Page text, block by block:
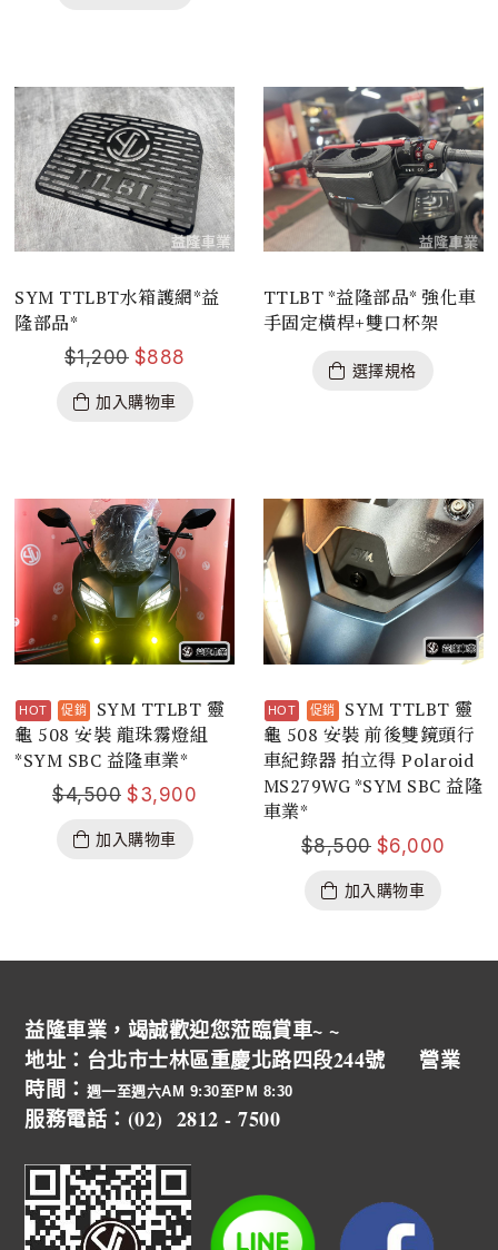
SYM TTLBT水箱護網*益
隆部品*
$1,200 $888
加入購物車
TTLBT *益隆部品* 強化車
手固定橫桿+雙口杯架
選擇規格
SYM TTLBT 靈
龜 508 安裝 龍珠霧燈組
*SYM SBC 益隆車業*
$4,500 $3,900
加入購物車
SYM TTLBT 靈
龜 508 安裝 前後雙鏡頭行
車紀錄器 拍立得 Polaroid
MS279WG *SYM SBC 益隆
車業*
$8,500 $6,000
加入購物車
益隆車業，竭誠歡迎您蒞臨賞車~ ~
地址：台北市士林區重慶北路四段244號 營業
時間： 週一至週六AM 9:30至PM 8:30
服務電話：(02) 2812 - 7500